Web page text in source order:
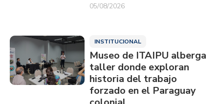
05/08/2026
INSTITUCIONAL
Museo de ITAIPU alberga
taller donde exploran
historia del trabajo
forzado en el Paraguay